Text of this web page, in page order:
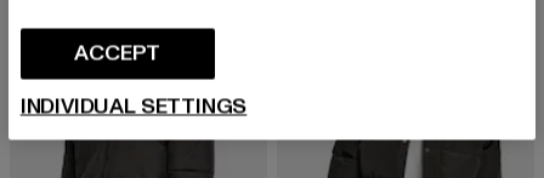
ACCEPT
INDIVIDUAL SETTINGS